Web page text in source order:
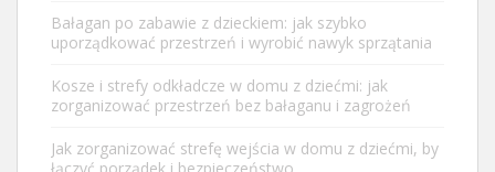
Bałagan po zabawie z dzieckiem: jak szybko
uporządkować przestrzeń i wyrobić nawyk sprzątania
Kosze i strefy odkładcze w domu z dziećmi: jak
zorganizować przestrzeń bez bałaganu i zagrożeń
Jak zorganizować strefę wejścia w domu z dziećmi, by